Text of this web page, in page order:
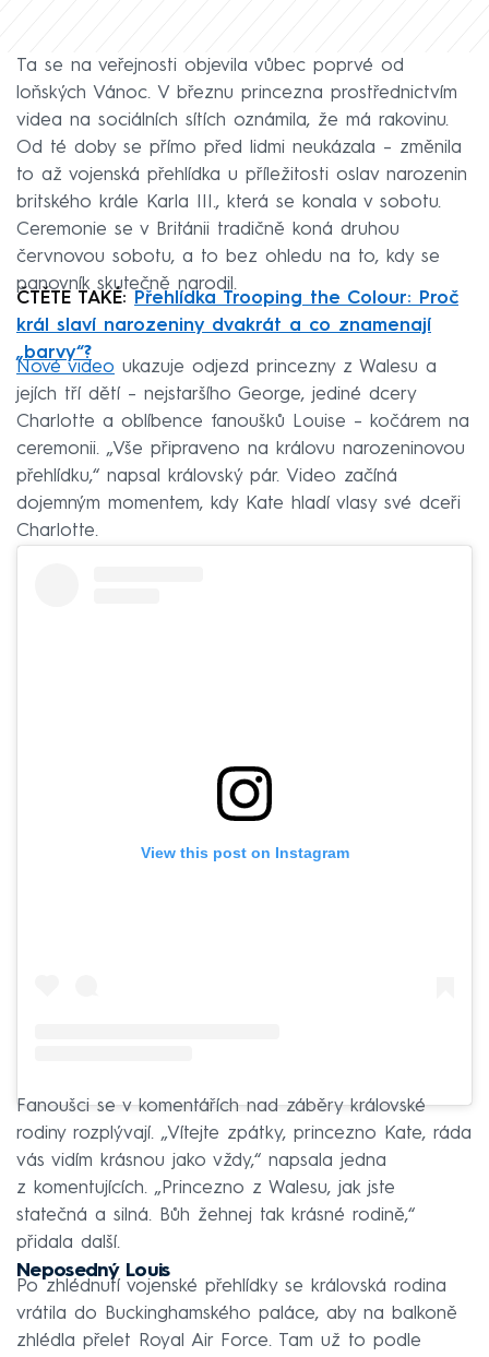
Ta se na veřejnosti objevila vůbec poprvé od
loňských Vánoc. V březnu princezna prostřednictvím
videa na sociálních sítích oznámila, že má rakovinu.
Od té doby se přímo před lidmi neukázala – změnila
to až vojenská přehlídka u příležitosti oslav narozenin
britského krále Karla III., která se konala v sobotu.
Ceremonie se v Británii tradičně koná druhou
červnovou sobotu, a to bez ohledu na to, kdy se
panovník skutečně narodil.
ČTĚTE TAKÉ:
Přehlídka Trooping the Colour: Proč
král slaví narozeniny dvakrát a co znamenají
„barvy“?
Nové video ukazuje odjezd princezny z Walesu a
jejích tří dětí – nejstaršího George, jediné dcery
Charlotte a oblíbence fanoušků Louise – kočárem na
ceremonii. „Vše připraveno na královu narozeninovou
přehlídku,“ napsal královský pár. Video začíná
dojemným momentem, kdy Kate hladí vlasy své dceři
Charlotte.
View this post on Instagram
Fanoušci se v komentářích nad záběry královské
rodiny rozplývají. „Vítejte zpátky, princezno Kate, ráda
vás vidím krásnou jako vždy,“ napsala jedna
z komentujících. „Princezno z Walesu, jak jste
statečná a silná. Bůh žehnej tak krásné rodině,“
přidala další.
Neposedný Louis
Po zhlédnutí vojenské přehlídky se královská rodina
vrátila do Buckinghamského paláce, aby na balkoně
zhlédla přelet Royal Air Force. Tam už to podle